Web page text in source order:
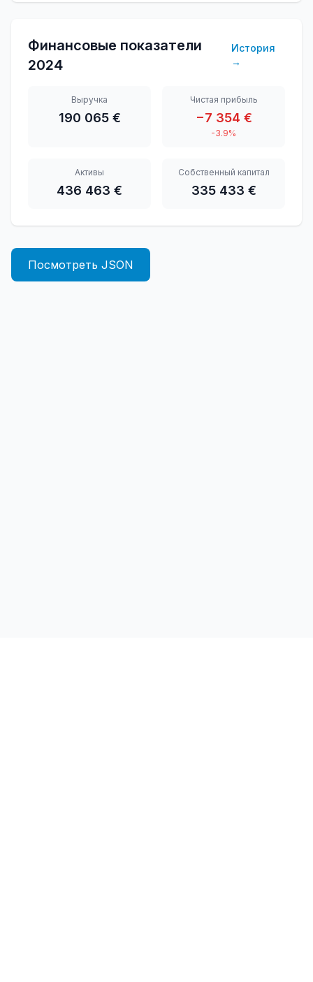
Финансовые показатели
2024
История
→
Выручка
190 065 €
Чистая прибыль
−7 354 €
-3.9%
Активы
436 463 €
Собственный капитал
335 433 €
Посмотреть JSON